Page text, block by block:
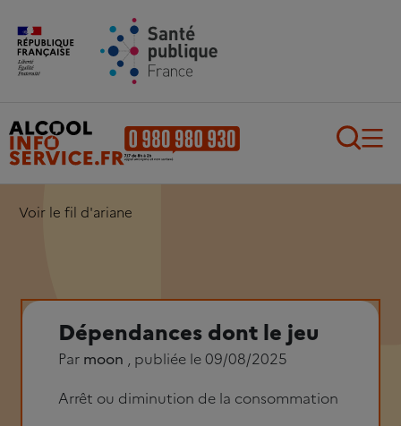
Aller au contenu principal
Voir le fil d'ariane
Dépendances dont le jeu
Par moon , publiée le 09/08/2025
Arrêt ou diminution de la consommation